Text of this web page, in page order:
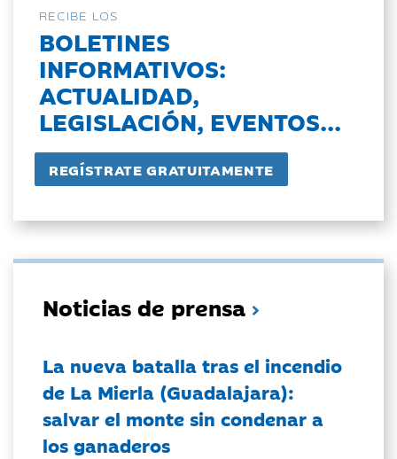
RECIBE LOS
BOLETINES
INFORMATIVOS:
ACTUALIDAD,
LEGISLACIÓN, EVENTOS...
Noticias de prensa
La nueva batalla tras el incendio
de La Mierla (Guadalajara):
salvar el monte sin condenar a
los ganaderos